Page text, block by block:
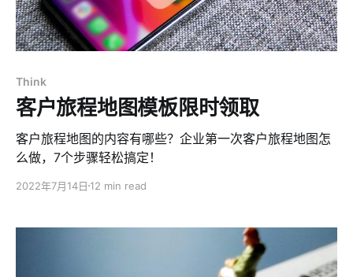
Think
客户旅程地图模板限时领取
客户旅程地图的内容有哪些？企业第一次客户旅程地图怎
么做，7个步骤轻松搞定！
2022年7月14日 12 min read